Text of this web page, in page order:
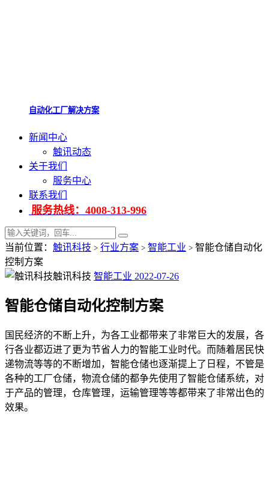
自动化工厂解决方案
新闻中心
触讯动态
关于我们
服务中心
联系我们
服务热线：4008-313-996
当前位置： 触讯科技 > 行业方案 > 智能工业 > 智能仓储自动化
控制方案
触讯科技 智能工业 2022-07-26
智能仓储自动化控制方案
国民经济的不断上升，为各工业都带来了非常巨大的发展，各
行各业都迈进了更为节省人力的智能工业时代。而随着居民快
递物流等等的不断增加，智能仓储也逐渐提上了日程，不管是
各种的工厂仓储，物流仓储的都争先使用了智能仓储系统，对
于产品的管理，仓库管理，运输管理等等都带来了非常出色的
效果。